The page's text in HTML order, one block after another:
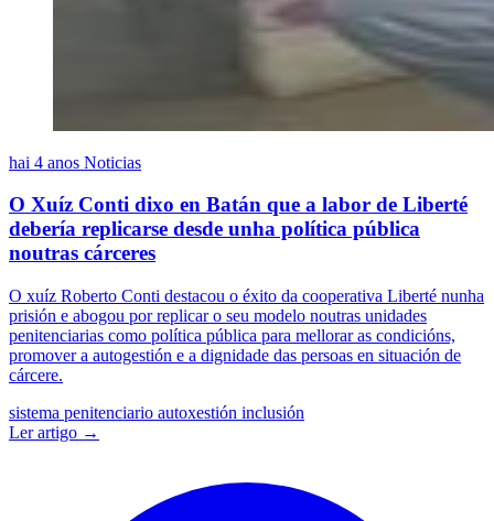
hai 4 anos Noticias
O Xuíz Conti dixo en Batán que a labor de Liberté
debería replicarse desde unha política pública
noutras cárceres
O xuíz Roberto Conti destacou o éxito da cooperativa Liberté nunha
prisión e abogou por replicar o seu modelo noutras unidades
penitenciarias como política pública para mellorar as condicións,
promover a autogestión e a dignidade das persoas en situación de
cárcere.
sistema penitenciario autoxestión inclusión
Ler artigo →